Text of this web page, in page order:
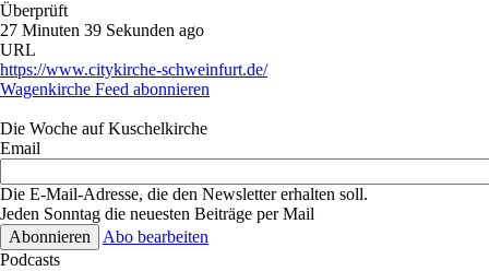
Überprüft
27 Minuten 39 Sekunden ago
URL
https://www.citykirche-schweinfurt.de/
Wagenkirche Feed abonnieren
Die Woche auf Kuschelkirche
Email
Die E-Mail-Adresse, die den Newsletter erhalten soll.
Jeden Sonntag die neuesten Beiträge per Mail
Abo bearbeiten
Podcasts